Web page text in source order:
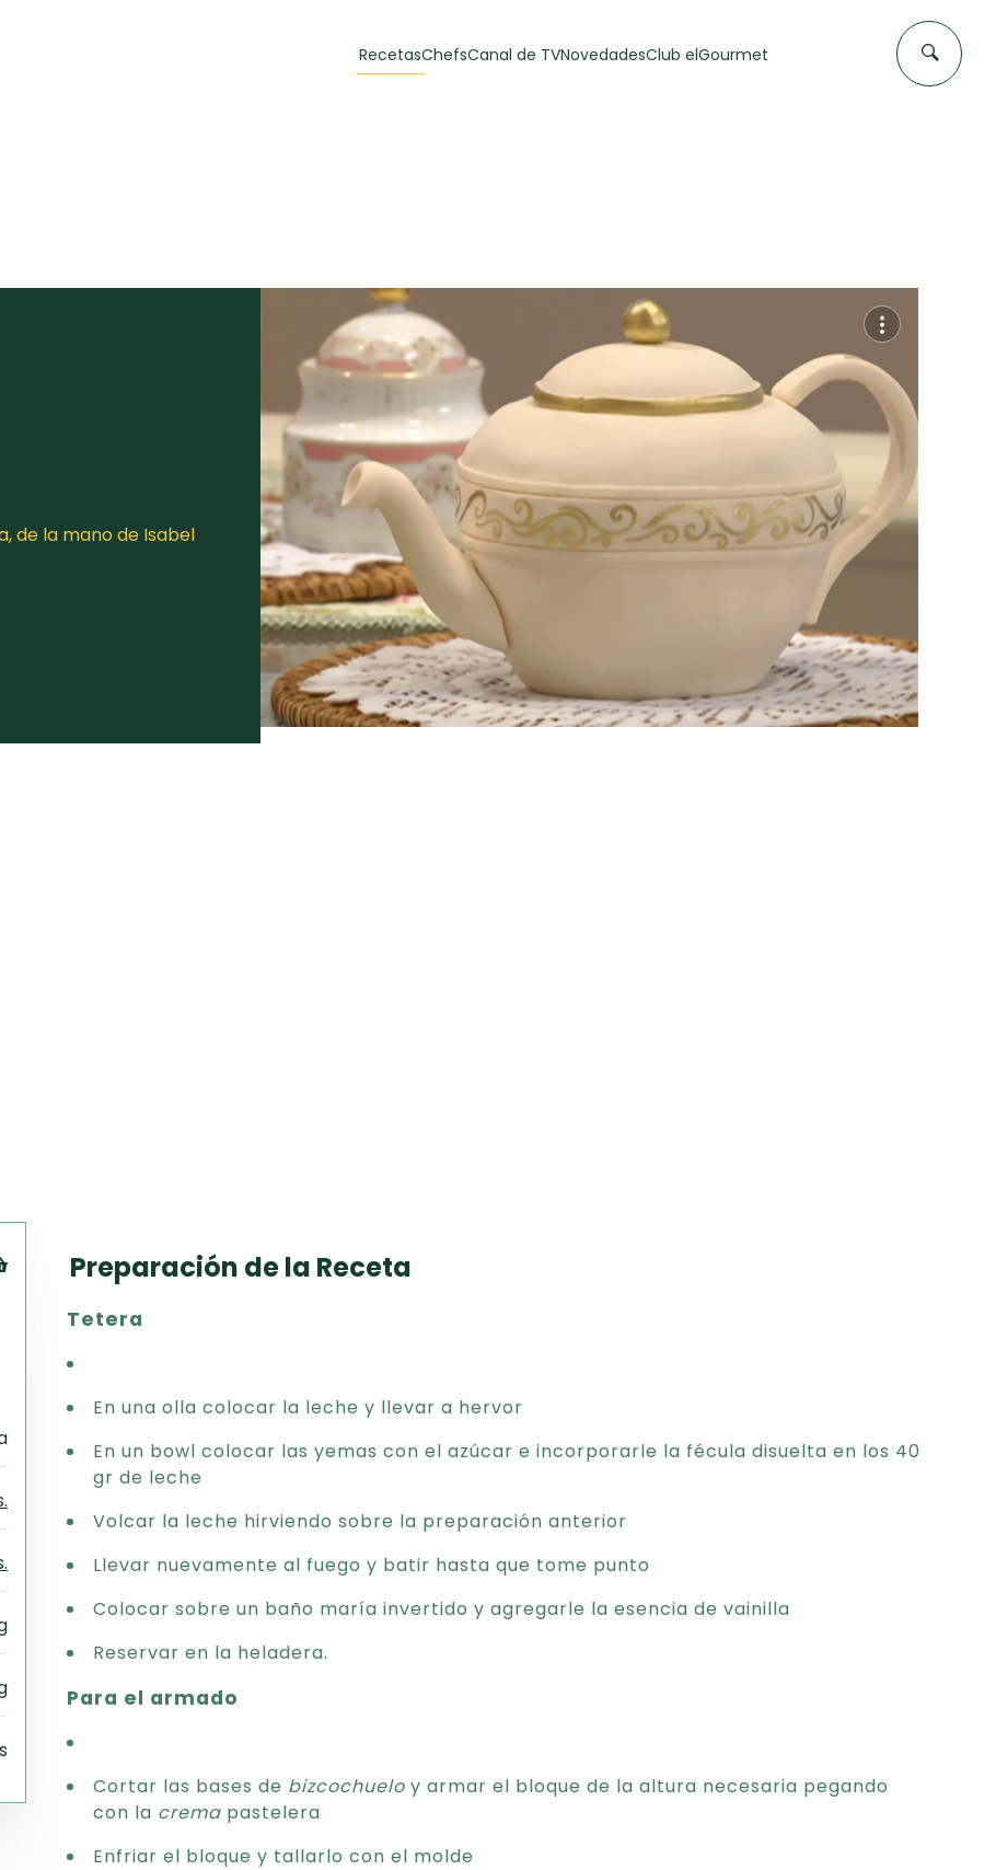
Recetas
Toast de trucha
curada y queso
30 min
EMPANADAS DE
CARNE
60 min
FLAN CASERO
50 min
ChefsCanal de TVNovedadesClub elGourmet
de la mano de Isabel
Preparación de la Receta
Tetera
En una olla colocar la leche y llevar a hervor
En un bowl colocar las yemas con el azúcar e incorporarle la fécula disuelta en los 40
gr de leche
Volcar la leche hirviendo sobre la preparación anterior
Llevar nuevamente al fuego y batir hasta que tome punto
Colocar sobre un baño maría invertido y agregarle la esencia de vainilla
Reservar en la heladera.
Para el armado
Cortar las bases de bizcochuelo y armar el bloque de la altura necesaria pegando
con la crema pastelera
Enfriar el bloque y tallarlo con el molde